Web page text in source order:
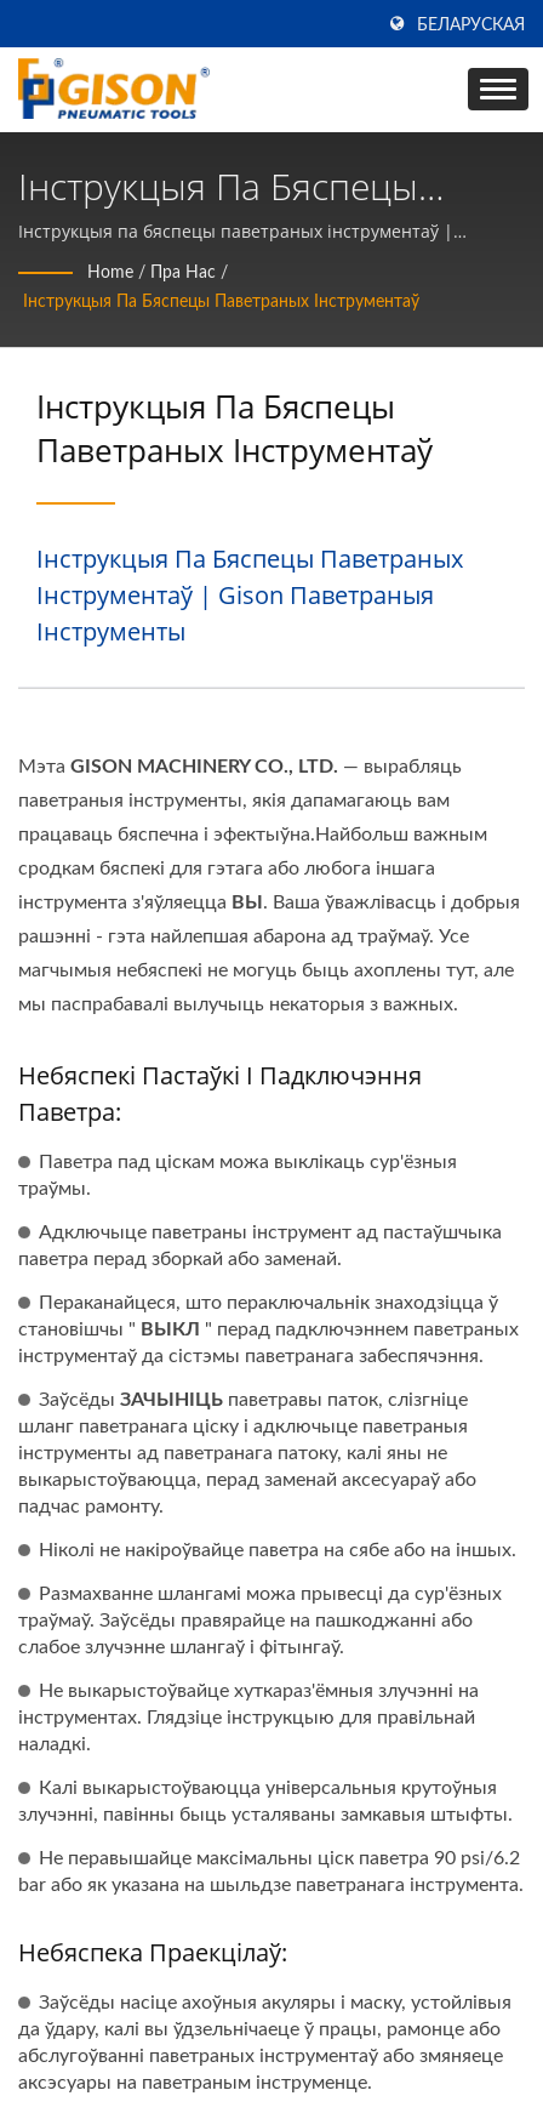
БЕЛАРУСКАЯ
Інструкцыя Па Бяспецы
Паветраных Інструментаў |
Вытворца Паветраных
Працягу 50 Гадоў На
ТАЙВАНІ | Gison
Інструкцыя па бяспецы паветраных інструментаў |
Вытворца паветраных інструментаў і пнеўматычных
ручных інструментаў на працягу 50 гадоў на ТАЙВАНІ |
Gison
Home / Пра Нас /
Інструкцыя Па Бяспецы Паветраных Інструментаў
Інструкцыя Па Бяспецы
Паветраных Інструментаў
Інструкцыя Па Бяспецы Паветраных
Інструментаў | Gison Паветраныя
Інструменты
Мэта GISON MACHINERY CO., LTD. — вырабляць
паветраныя інструменты, якія дапамагаюць вам
працаваць бяспечна і эфектыўна.Найбольш важным
сродкам бяспекі для гэтага або любога іншага
інструмента з'яўляецца ВЫ . Ваша ўважлівасць і добрыя
рашэнні - гэта найлепшая абарона ад траўмаў. Усе
магчымыя небяспекі не могуць быць ахоплены тут, але
мы паспрабавалі вылучыць некаторыя з важных.
Небяспекі Пастаўкі І Падключэння
Паветра:
Паветра пад ціскам можа выклікаць сур'ёзныя
траўмы.
Адключыце паветраны інструмент ад пастаўшчыка
паветра перад зборкай або заменай.
Пераканайцеся, што пераключальнік знаходзіцца ў
становішчы " ВЫКЛ " перад падключэннем паветраных
інструментаў да сістэмы паветранага забеспячэння.
Заўсёды ЗАЧЫНІЦЬ паветравы паток, слізгніце
шланг паветранага ціску і адключыце паветраныя
інструменты ад паветранага патоку, калі яны не
выкарыстоўваюцца, перад заменай аксесуараў або
падчас рамонту.
Ніколі не накіроўвайце паветра на сябе або на іншых.
Размахванне шлангамі можа прывесці да сур'ёзных
траўмаў. Заўсёды правярайце на пашкоджанні або
слабое злучэнне шлангаў і фітынгаў.
Не выкарыстоўвайце хуткараз'ёмныя злучэнні на
інструментах. Глядзіце інструкцыю для правільнай
наладкі.
Калі выкарыстоўваюцца універсальныя крутоўныя
злучэнні, павінны быць усталяваны замкавыя штыфты.
Не перавышайце максімальны ціск паветра 90 psi/6.2
bar або як указана на шыльдзе паветранага інструмента.
Небяспека Праекцілаў:
Заўсёды насіце ахоўныя акуляры і маску, устойлівыя
да ўдару, калі вы ўдзельнічаеце ў працы, рамонце або
абслугоўванні паветраных інструментаў або змяняеце
аксэсуары на паветраным інструменце.